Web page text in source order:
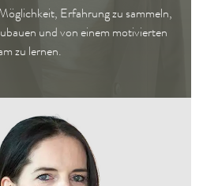
Erfahrung zu sammeln,
und von einem motivierten
zu lernen.